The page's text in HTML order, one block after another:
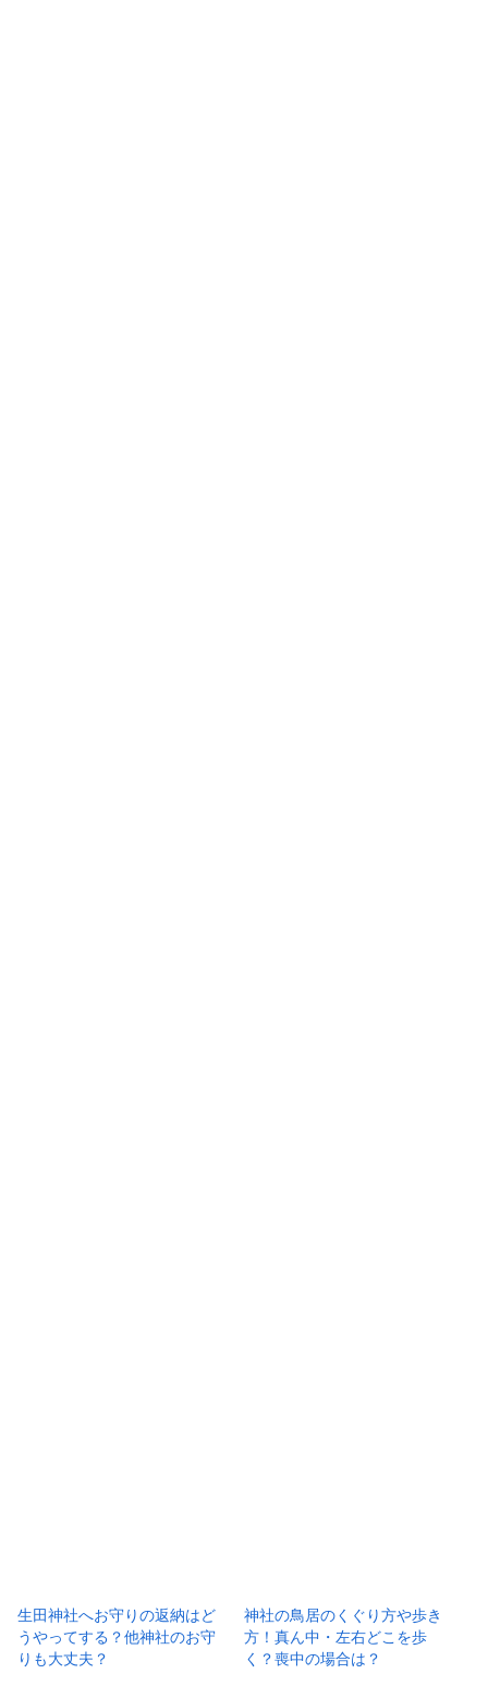
生田神社へお守りの返納はど
うやってする？他神社のお守
りも大丈夫？
神社の鳥居のくぐり方や歩き
方！真ん中・左右どこを歩
く？喪中の場合は？